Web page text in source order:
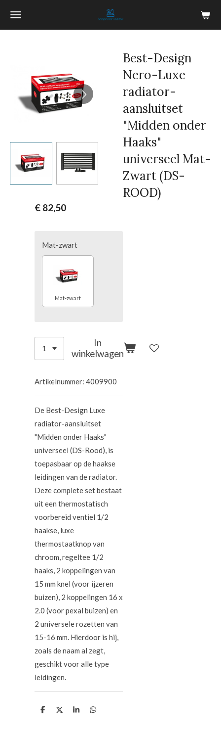
Ga
Best-Design
Nero-Luxe
radiator-
aansluitset
"Midden onder
Haaks"
universeel Mat-
Zwart (DS-
ROOD)
€ 82,50
Mat-zwart
Mat-zwart
In
winkelwagen
Artikelnummer: 4009900
De Best-Design Luxe
radiator-aansluitset
"Midden onder Haaks"
universeel (DS-Rood), is
toepasbaar op de haakse
leidingen van de radiator.
Deze complete set bestaat
uit een thermostatisch
voorbereid ventiel 1/2
haakse, luxe
thermostaatknop van
chroom, regeltee 1/2
haaks, 2 koppelingen van
15 mm knel (voor ijzeren
buizen), 2 koppelingen 16 x
2.0 (voor pexal buizen) en
2 universele rozetten van
15-16 mm. Hierdoor is hij,
zoals de naam al zegt,
geschikt voor alle type
leidingen.
D
D
S
D